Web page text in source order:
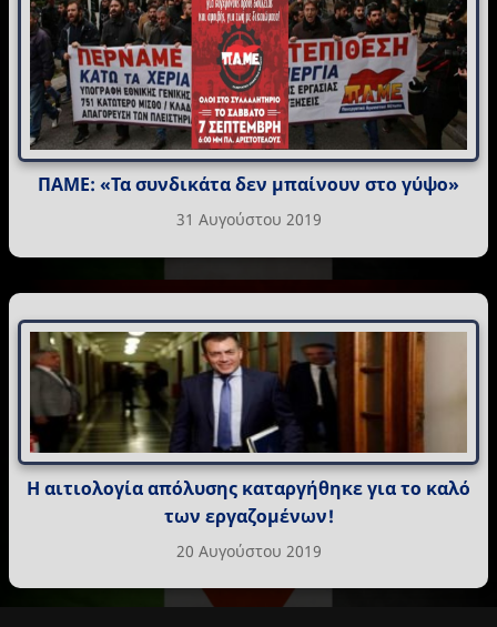
ΠΑΜΕ: «Τα συνδικάτα δεν μπαίνουν στο γύψο»
31 Αυγούστου 2019
Η αιτιολογία απόλυσης καταργήθηκε για το καλό
των εργαζομένων!
20 Αυγούστου 2019